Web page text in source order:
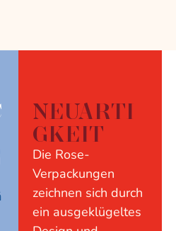
NEUARTI
GKEIT
Die Rose-
Verpackungen
zeichnen sich durch
ein ausgeklügeltes